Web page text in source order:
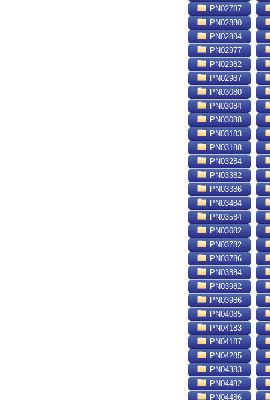
PN02787
PN02880
PN02884
PN02977
PN02982
PN02987
PN03080
PN03084
PN03088
PN03183
PN03188
PN03284
PN03382
PN03386
PN03484
PN03584
PN03682
PN03782
PN03786
PN03884
PN03982
PN03986
PN04085
PN04183
PN04187
PN04285
PN04383
PN04482
PN04486